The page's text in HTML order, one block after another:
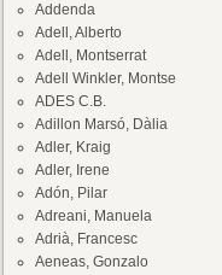
Addenda
Adell, Alberto
Adell, Montserrat
Adell Winkler, Montse
ADES C.B.
Adillon Marsó, Dàlia
Adler, Kraig
Adler, Irene
Adón, Pilar
Adreani, Manuela
Adrià, Francesc
Aeneas, Gonzalo